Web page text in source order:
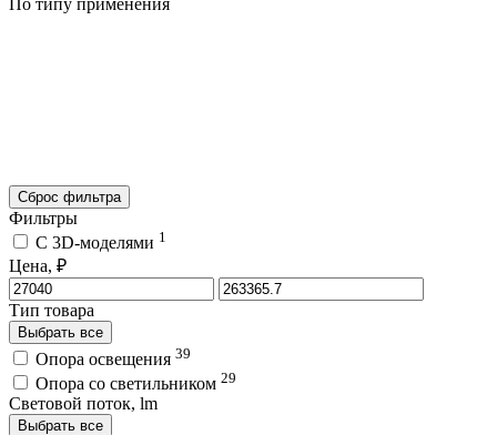
Сброс фильтра
Фильтры
C 3D-моделями 1
Цена, ₽
Тип товара
Выбрать все
Опора освещения 39
Опора со светильником 29
Световой поток, lm
Выбрать все